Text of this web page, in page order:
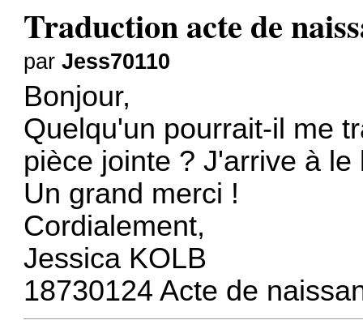
Traduction acte de
parJess70110
Bonjour,
Quelqu'un pourrait-il me
pièce jointe ? J'arrive à
Un grand merci !
Cordialement,
Jessica KOLB
18730124 Acte de